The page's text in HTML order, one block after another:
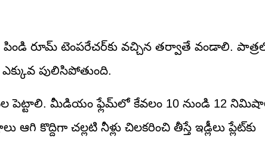
పిండి రూమ్ టెంపరేచర్‌కు వచ్చిన తర్వాతే వండాలి.
పులిసిపోతుంది.
పెట్టాలి. మీడియం ఫ్లేమ్‌లో కేవలం 10 నుండి 12
చల్లటి నీళ్లు చిలకరించి తీస్తే ఇడ్లీలు ప్లేట్‌కు